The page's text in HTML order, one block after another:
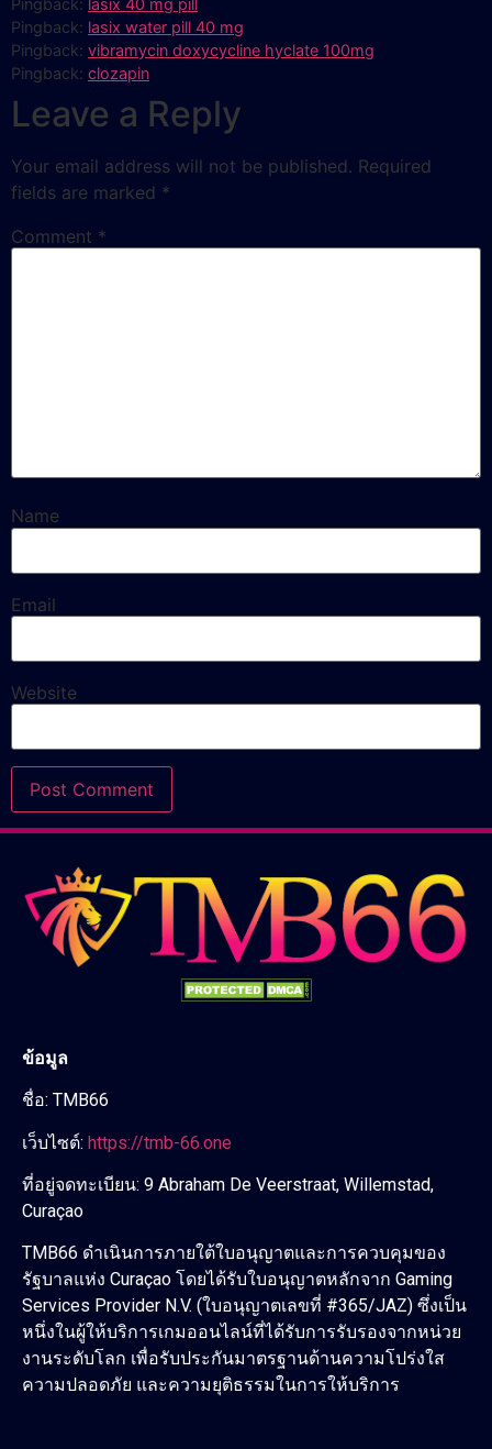
Pingback: lasix water pill 40 mg
Pingback: vibramycin doxycycline hyclate 100mg
Pingback: clozapin
Leave a Reply
Your email address will not be published. Required
fields are marked *
Comment *
Name
Email
Website
ข้อมูล
ชื่อ: TMB66
เว็บไซต์: https://tmb-66.one
ที่อยู่จดทะเบียน: 9 Abraham De Veerstraat, Willemstad,
Curaçao
TMB66 ดำเนินการภายใต้ใบอนุญาตและการควบคุมของ
รัฐบาลแห่ง Curaçao โดยได้รับใบอนุญาตหลักจาก Gaming
Services Provider N.V. (ใบอนุญาตเลขที่ #365/JAZ) ซึ่งเป็น
หนึ่งในผู้ให้บริการเกมออนไลน์ที่ได้รับการรับรองจากหน่วย
งานระดับโลก เพื่อรับประกันมาตรฐานด้านความโปร่งใส
ความปลอดภัย และความยุติธรรมในการให้บริการ